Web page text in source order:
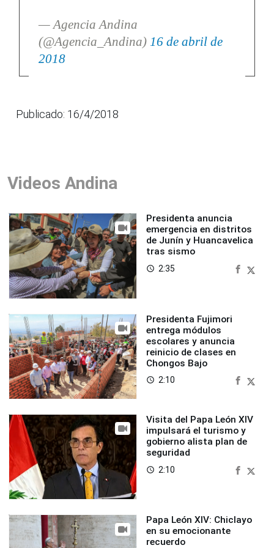
— Agencia Andina
(@Agencia_Andina) 16 de abril de
2018
Publicado: 16/4/2018
Videos Andina
Presidenta anuncia
emergencia en distritos
de Junín y Huancavelica
tras sismo
access_time 2:35
Presidenta Fujimori
entrega módulos
escolares y anuncia
reinicio de clases en
Chongos Bajo
access_time 2:10
Visita del Papa León XIV
impulsará el turismo y
gobierno alista plan de
seguridad
access_time 2:10
Papa León XIV: Chiclayo
en su emocionante
recuerdo